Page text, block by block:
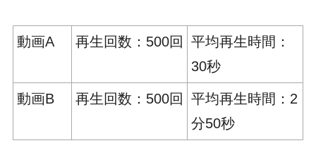
動画A 再生回数：500回 平均再生時間：
30秒
動画B 再生回数：500回 平均再生時間：2
分50秒